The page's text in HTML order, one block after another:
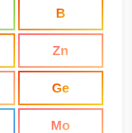
B
Zn
Ge
Mo